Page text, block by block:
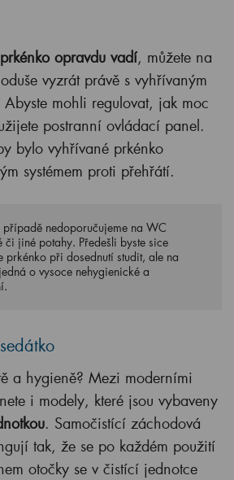
opravdu vadí, můžete na
vyzrát právě s vyhřívaným
mohli regulovat, jak moc
postranní ovládací panel.
bylo vyhřívané prkénko
systémem proti přehřátí.
případě nedoporučujeme na WC
či jiné potahy. Předešli byste sice
prkénko při dosednutí studit, ale na
o vysoce nehygienické a
a hygieně? Mezi moderními
i modely, které jsou vybaveny
. Samočistící záchodová
tak, že se po každém použití
otočky se v čistící jednotce